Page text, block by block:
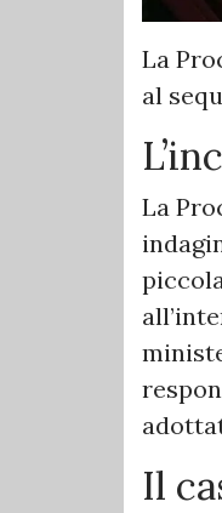
La
al
La
Il